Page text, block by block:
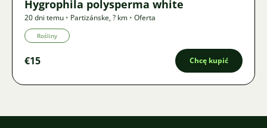
Hygrophila polysperma white
20 dni temu • Partizánske,? km • Oferta
Rośliny
€15 Chcę kupić